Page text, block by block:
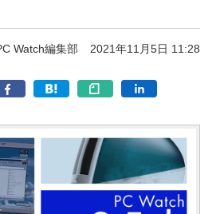
Watch編集部 2021年11月5日 11:28